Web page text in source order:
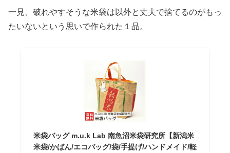
一見、破れやすそうな米袋は以外と丈夫で捨てるのがもっ
たいないという思いで作られた１品。
米袋バッグ m.u.k Lab 南魚沼米袋研究所【新潟米
米袋/かばん/エコバッグ/袋/手提げ/ハンドメイド/軽